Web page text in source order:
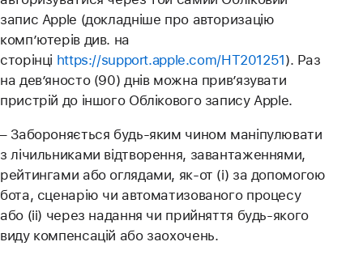
запис Apple (докладніше про авторизацію
комп’ютерів див. на
сторінці https://support.apple.com/HT201251). Раз
на дев’яносто (90) днів можна прив’язувати
пристрій до іншого Облікового запису Apple.
– Забороняється будь-яким чином маніпулювати
з лічильниками відтворення, завантаженнями,
рейтингами або оглядами, як-от (i) за допомогою
бота, сценарію чи автоматизованого процесу
або (ii) через надання чи прийняття будь-якого
виду компенсацій або заохочень.